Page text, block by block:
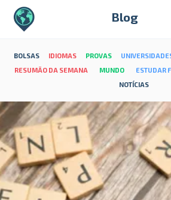
Blog
BOLSAS IDIOMAS PROVAS
RESUMÃO DA SEMANA
MUNDO ESTUDAR
NOTÍCIAS